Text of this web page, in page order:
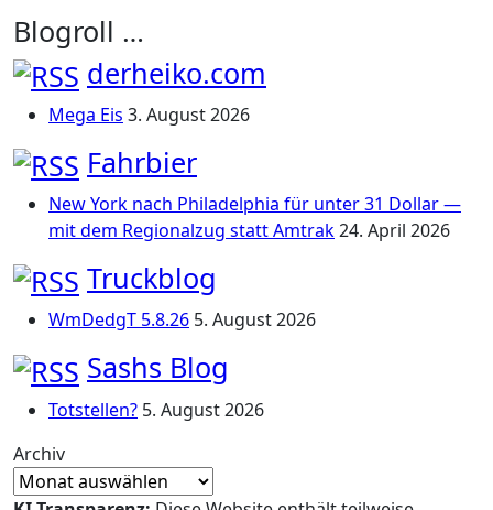
Blogroll …
derheiko.com
Mega Eis 3. August 2026
Fahrbier
New York nach Philadelphia für unter 31 Dollar —
mit dem Regionalzug statt Amtrak24. April 2026
Truckblog
WmDedgT 5.8.26 5. August 2026
Sashs Blog
Totstellen? 5. August 2026
Archiv